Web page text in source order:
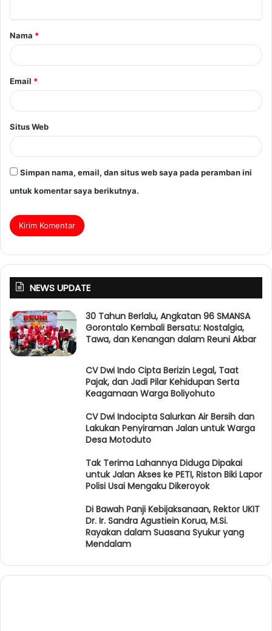
Nama *
Email *
Situs Web
Simpan nama, email, dan situs web saya pada peramban ini
untuk komentar saya berikutnya.
NEWS UPDATE
30 Tahun Berlalu, Angkatan 96 SMANSA
Gorontalo Kembali Bersatu: Nostalgia,
Tawa, dan Kenangan dalam Reuni Akbar
CV Dwi Indo Cipta Berizin Legal, Taat
Pajak, dan Jadi Pilar Kehidupan Serta
Keagamaan Warga Boliyohuto
CV Dwi Indocipta Salurkan Air Bersih dan
Lakukan Penyiraman Jalan untuk Warga
Desa Motoduto
Tak Terima Lahannya Diduga Dipakai
untuk Jalan Akses ke PETI, Riston Biki Lapor
Polisi Usai Mengaku Dikeroyok
Di Bawah Panji Kebijaksanaan, Rektor UKIT
Dr. Ir. Sandra Agustiein Korua, M.Si.
Rayakan dalam Suasana Syukur yang
Mendalam